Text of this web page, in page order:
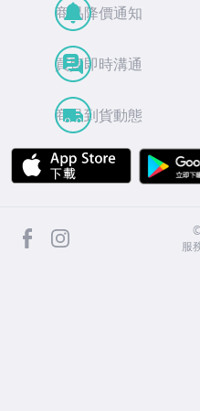
商品降價通知
買賣即時溝通
商品到貨動態
APP Store
facebook
服